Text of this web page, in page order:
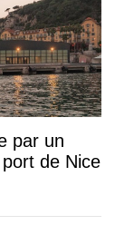
par un
de Nice